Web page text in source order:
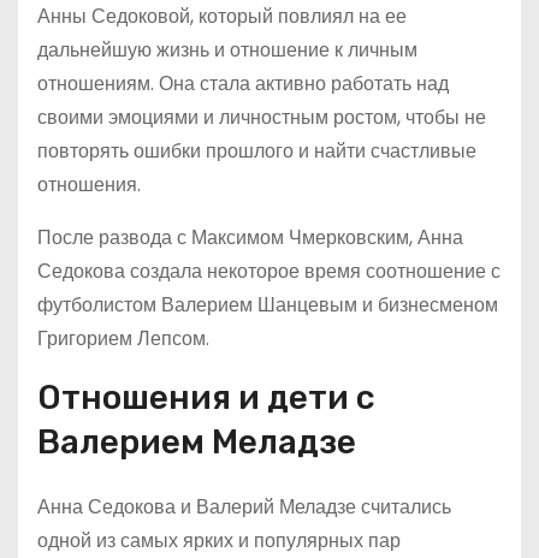
Анны Седоковой, который повлиял на ее
дальнейшую жизнь и отношение к личным
отношениям. Она стала активно работать над
своими эмоциями и личностным ростом, чтобы не
повторять ошибки прошлого и найти счастливые
отношения.
После развода с Максимом Чмерковским, Анна
Седокова создала некоторое время соотношение с
футболистом Валерием Шанцевым и бизнесменом
Григорием Лепсом.
Отношения и дети с
Валерием Меладзе
Анна Седокова и Валерий Меладзе считались
одной из самых ярких и популярных пар